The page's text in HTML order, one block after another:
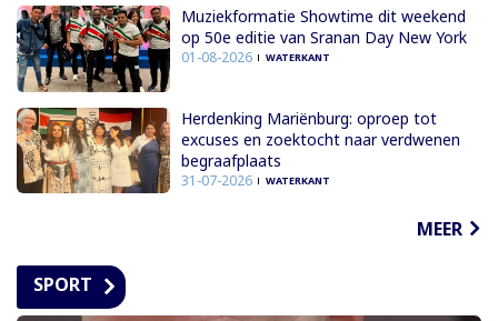
Muziekformatie Showtime dit weekend
op 50e editie van Sranan Day New York
01-08-2026 WATERKANT
Herdenking Mariënburg: oproep tot
excuses en zoektocht naar verdwenen
begraafplaats
31-07-2026 WATERKANT
MEER
SPORT